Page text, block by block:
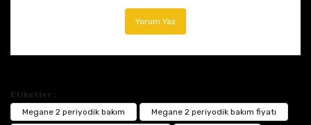
Yorum Yaz
Etiketler :
Megane 2 periyodik bakım
Megane 2 periyodik bakım fiyatı